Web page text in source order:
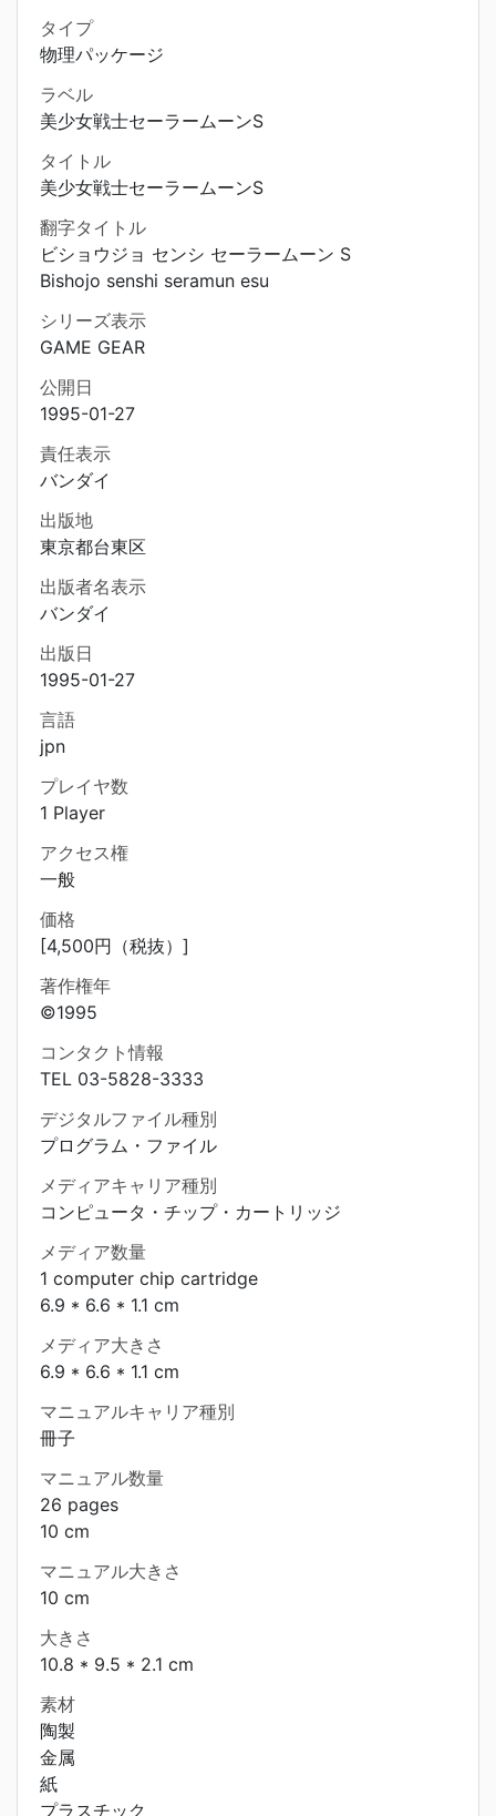
タイプ
物理パッケージ
ラベル
美少女戦士セーラームーンS
タイトル
美少女戦士セーラームーンS
翻字タイトル
ビショウジョ センシ セーラームーン S
Bishojo senshi seramun esu
シリーズ表示
GAME GEAR
公開日
1995-01-27
責任表示
バンダイ
出版地
東京都台東区
出版者名表示
バンダイ
出版日
1995-01-27
言語
jpn
プレイヤ数
1 Player
アクセス権
一般
価格
[4,500円（税抜）]
著作権年
©1995
コンタクト情報
TEL 03-5828-3333
デジタルファイル種別
プログラム・ファイル
メディアキャリア種別
コンピュータ・チップ・カートリッジ
メディア数量
1 computer chip cartridge
6.9 * 6.6 * 1.1 cm
メディア大きさ
6.9 * 6.6 * 1.1 cm
マニュアルキャリア種別
冊子
マニュアル数量
26 pages
10 cm
マニュアル大きさ
10 cm
大きさ
10.8 * 9.5 * 2.1 cm
素材
陶製
金属
紙
プラスチック